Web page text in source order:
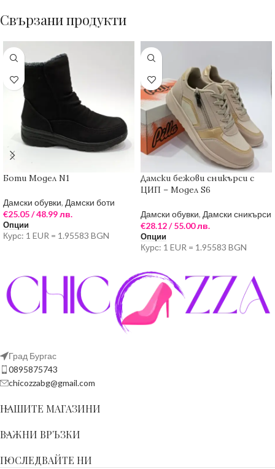
Свързани продукти
Боти Модел N1
Дамски обувки, Дамски боти
€25.05/ 48.99 лв.
Опции
Курс: 1 EUR = 1.95583 BGN
Дамски бежови сникърси с
ЦИП – Модел S6
Дамски обувки, Дамски сникърси
€28.12/ 55.00 лв.
Опции
Курс: 1 EUR = 1.95583 BGN
Град Бургас
0895875743
chicozzabg@gmail.com
НАШИТЕ МАГАЗИНИ
ВАЖНИ ВРЪЗКИ
ПОСЛЕДВАЙТЕ НИ